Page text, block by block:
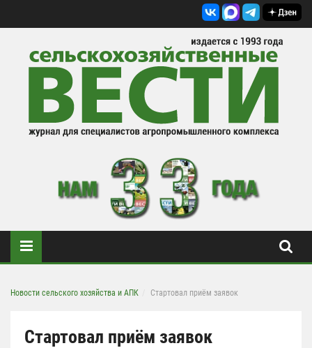
Новости сельского хозяйства и АПК Стартовал приём заявок
Стартовал приём заявок